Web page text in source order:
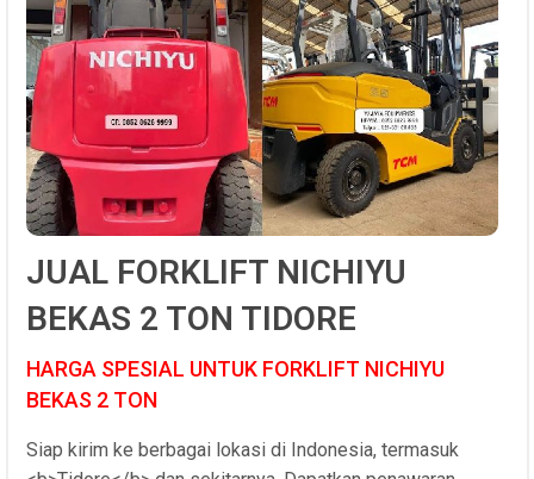
JUAL FORKLIFT NICHIYU
BEKAS 2 TON TIDORE
HARGA SPESIAL UNTUK FORKLIFT NICHIYU
BEKAS 2 TON
Siap kirim ke berbagai lokasi di Indonesia, termasuk